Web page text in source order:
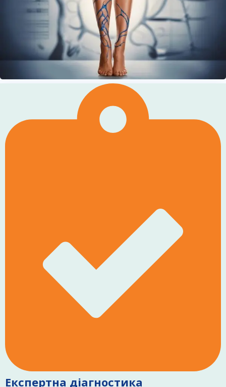
Експертна діагностика